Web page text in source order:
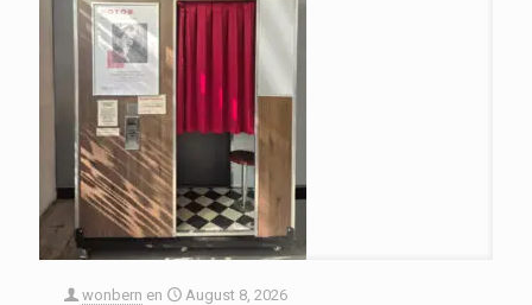
wonbern en August 8, 2026